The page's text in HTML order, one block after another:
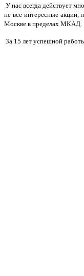
У нас всегда действует
не все интересные акции,
Москве в пределах МКАД.
За 15 лет успешной